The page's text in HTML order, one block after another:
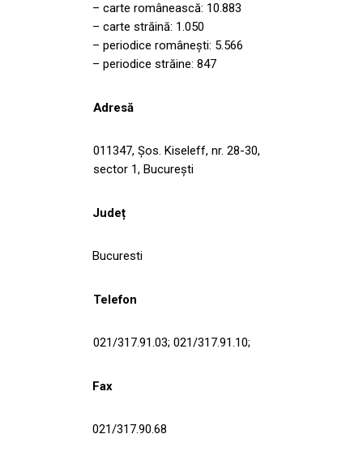
– carte românească: 10.883
– carte străină: 1.050
– periodice românești: 5.566
– periodice străine: 847
Adresă
011347, Şos. Kiseleff, nr. 28-30,
sector 1, București
Județ
Bucuresti
Telefon
021/317.91.03; 021/317.91.10;
Fax
021/317.90.68